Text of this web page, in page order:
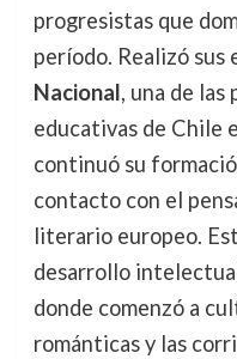
progresistas que
período. Realizó sus
Nacional, una de
educativas de Chile
continuó su
contacto con el
literario europeo.
desarrollo
donde comenzó a
románticas y las